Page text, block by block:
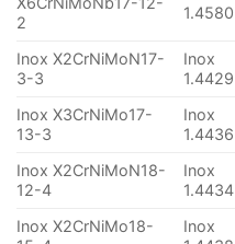
2
1.4580
Inox X2CrNiMoN17-
3-3
Inox
1.4429
Inox X3CrNiMo17-
13-3
Inox
1.4436
Inox X2CrNiMoN18-
12-4
Inox
1.4434
Inox X2CrNiMo18-
Inox